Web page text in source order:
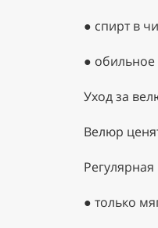
● спирт в
● обильное
Уход за
Велюр
Регулярная
● только